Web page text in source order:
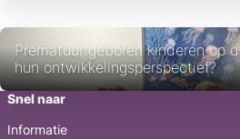
Prematuur geboren kinderen op de basisschool – wat is
hun ontwikkelingsperspectief?
Snel naar
Informatie